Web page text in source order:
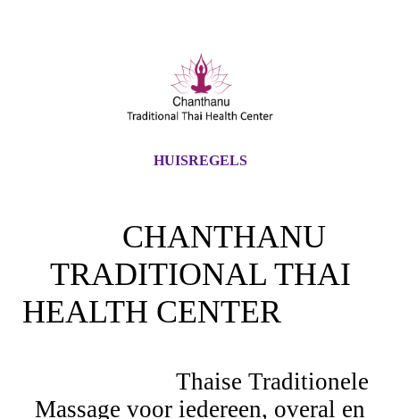
HUISREGELS
CHANTHANU
TRADITIONAL THAI
HEALTH CENTER
Thaise Traditionele
Massage voor iedereen, overal en